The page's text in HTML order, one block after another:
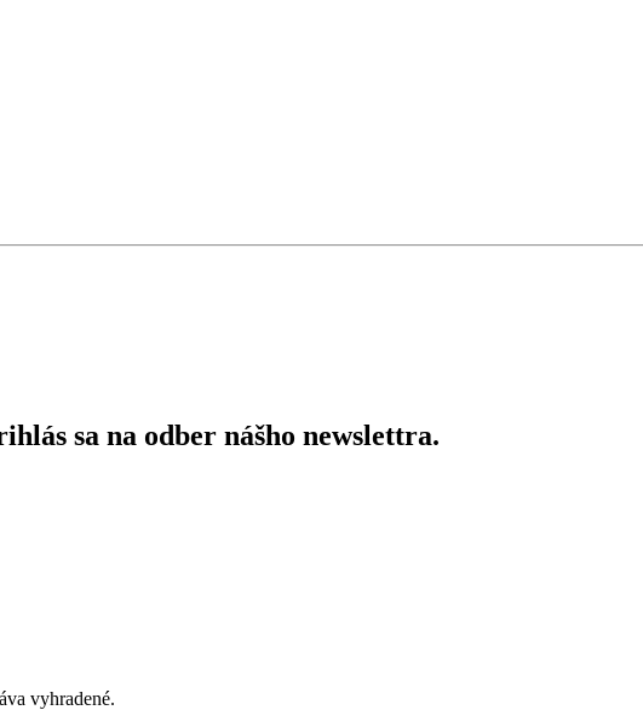
sa na odber nášho newslettra.
vyhradené.